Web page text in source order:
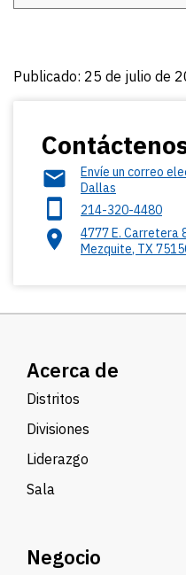
Publicado: 25 de julio de
Envíe un correo
Dallas
214-320-4480
4777 E. Carretera
Mezquite, TX
Acerca de
Distritos
Divisiones
Liderazgo
Sala
Negocio